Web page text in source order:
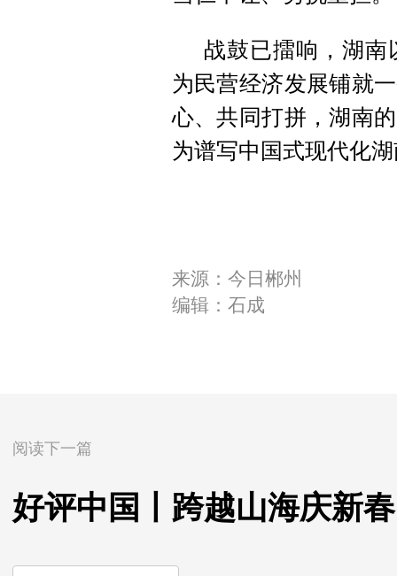
战鼓已擂响，湖
为民营经济发展铺就
心、共同打拼，湖南
为谱写中国式现代化
来源：今日郴州
编辑：石成
阅读下一篇
好评中国丨跨越山海庆新